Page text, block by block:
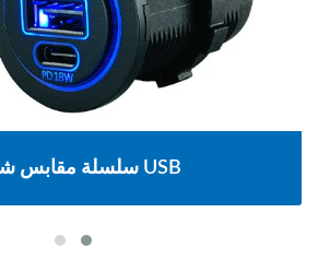
سلسلة مقابس شاحن USB